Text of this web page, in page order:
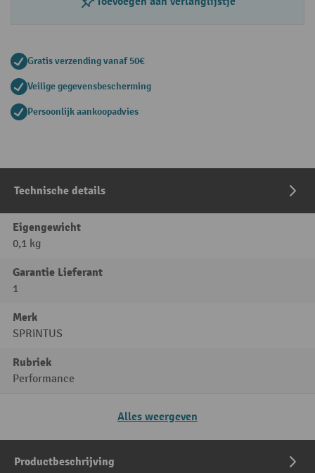
Gratis verzending vanaf 50€
Veilige gegevensbescherming
Persoonlijk aankoopadvies
Technische details
Eigengewicht
0,1 kg
Garantie Lieferant
1
Merk
SPRiNTUS
Rubriek
Performance
Alles weergeven
Productbeschrijving